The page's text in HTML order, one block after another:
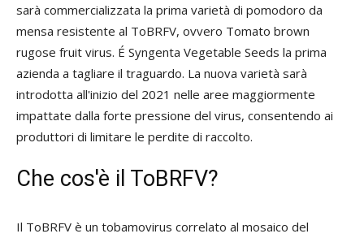
sarà commercializzata la prima varietà di pomodoro da
mensa resistente al ToBRFV, ovvero Tomato brown
rugose fruit virus. É Syngenta Vegetable Seeds la prima
azienda a tagliare il traguardo. La nuova varietà sarà
introdotta all'inizio del 2021 nelle aree maggiormente
impattate dalla forte pressione del virus, consentendo ai
produttori di limitare le perdite di raccolto.
Che cos'è il ToBRFV?
Il ToBRFV è un tobamovirus correlato al mosaico del